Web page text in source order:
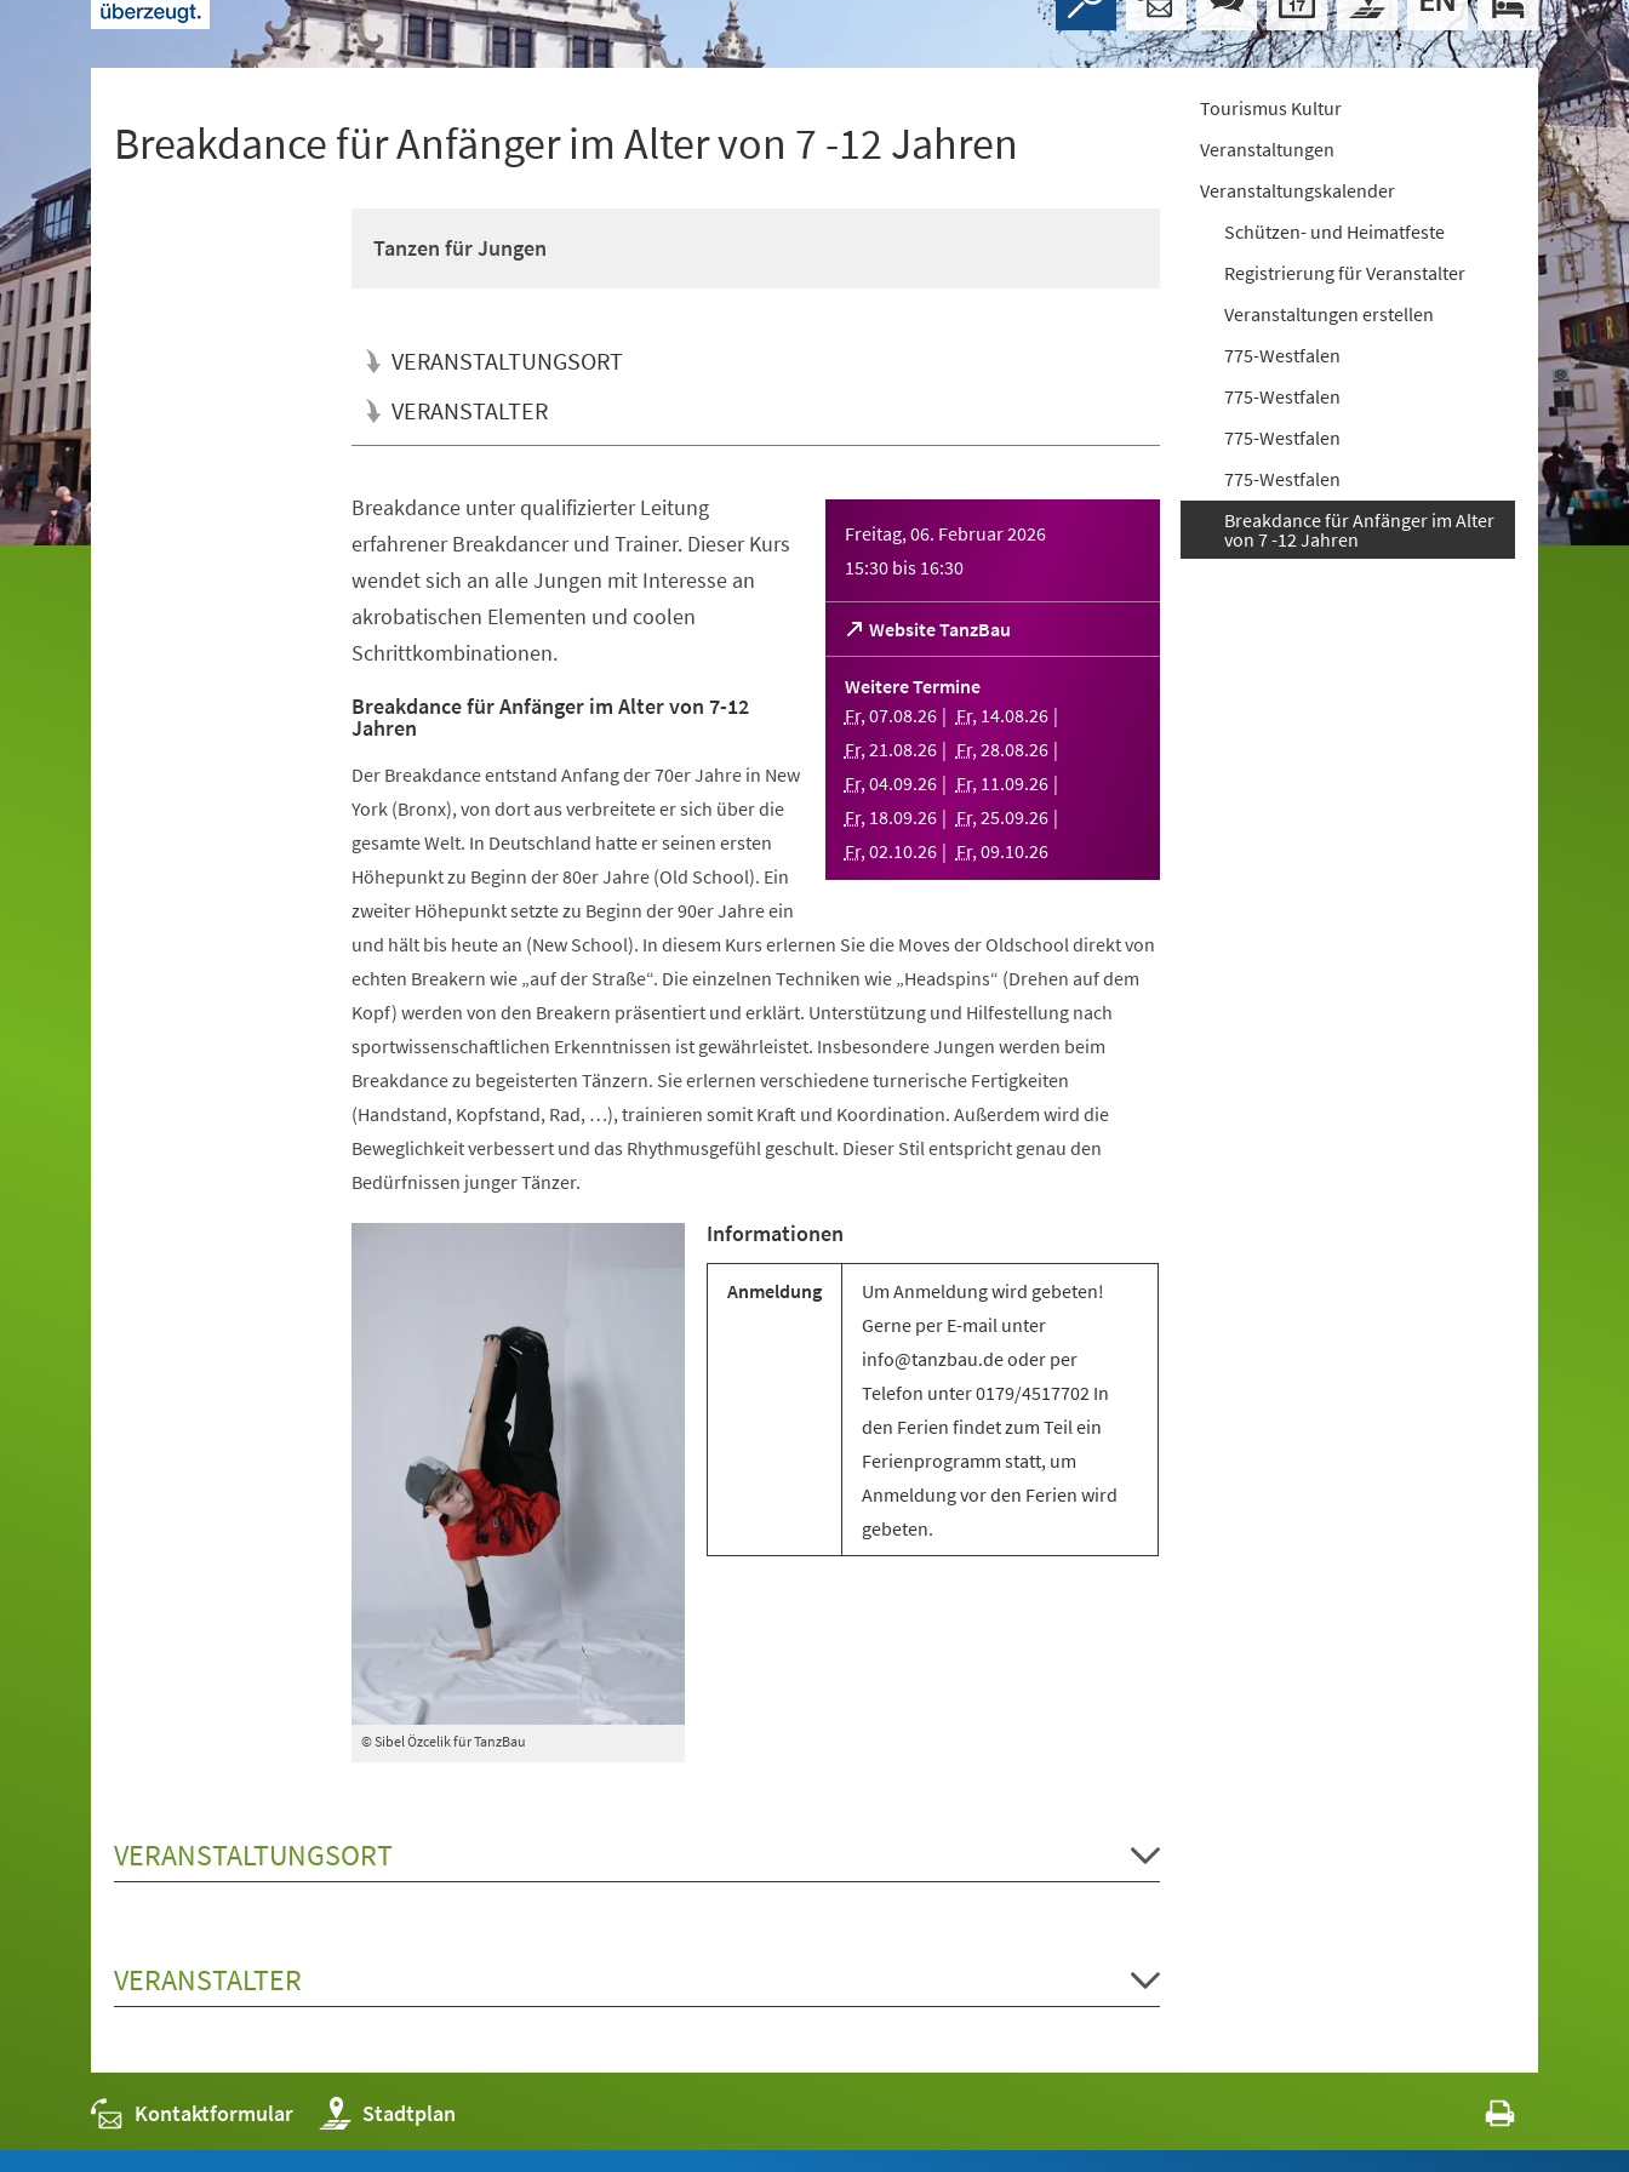
Breakdance für Anfänger im Alter von 7 -12 Jahren
Tanzen für Jungen
VERANSTALTUNGSORT
VERANSTALTER
Freitag, 06. Februar 2026
15:30 bis 16:30
Website TanzBau
(Öffnet
in
einem
Tab)
Weitere Termine
Fr,07.08.26 Fr, 14.08.26
Fr,21.08.26 Fr,28.08.26
Fr,04.09.26 Fr, 11.09.26
Fr, 18.09.26 Fr,25.09.26
Fr,02.10.26 Fr,09.10.26
Breakdance unter qualifizierter Leitung
erfahrener Breakdancer und Trainer. Dieser Kurs
wendet sich an alle Jungen mit Interesse an
akrobatischen Elementen und coolen
Schrittkombinationen.
Breakdance für Anfänger im Alter von 7-12
Jahren
Der Breakdance entstand Anfang der 70er Jahre in New
York (Bronx), von dort aus verbreitete er sich über die
gesamte Welt. In Deutschland hatte er seinen ersten
Höhepunkt zu Beginn der 80er Jahre (Old School). Ein
zweiter Höhepunkt setzte zu Beginn der 90er Jahre ein
und hält bis heute an (New School). In diesem Kurs erlernen Sie die Moves der Oldschool direkt von
echten Breakern wie „auf der Straße“. Die einzelnen Techniken wie „Headspins“ (Drehen auf dem
Kopf) werden von den Breakern präsentiert und erklärt. Unterstützung und Hilfestellung nach
sportwissenschaftlichen Erkenntnissen ist gewährleistet. Insbesondere Jungen werden beim
Breakdance zu begeisterten Tänzern. Sie erlernen verschiedene turnerische Fertigkeiten
(Handstand, Kopfstand, Rad, …), trainieren somit Kraft und Koordination. Außerdem wird die
Beweglichkeit verbessert und das Rhythmusgefühl geschult. Dieser Stil entspricht genau den
Bedürfnissen junger Tänzer.
© Sibel Özcelik für TanzBau
Informationen
Anmeldung
Um Anmeldung wird gebeten!
Gerne per E-mail unter
info@tanzbau.de oder per
Telefon unter 0179/4517702 In
den Ferien findet zum Teil ein
Ferienprogramm statt, um
Anmeldung vor den Ferien wird
gebeten.
VERANSTALTUNGSORT
VERANSTALTER
Tourismus Kultur
Veranstaltungen
Veranstaltungskalender
Schützen- und Heimatfeste
Registrierung für Veranstalter
Veranstaltungen erstellen
775-Westfalen
775-Westfalen
775-Westfalen
775-Westfalen
Breakdance für Anfänger im Alter
von 7 -12 Jahren
Kontaktformular Stadtplan
(Öffnet
in
einem